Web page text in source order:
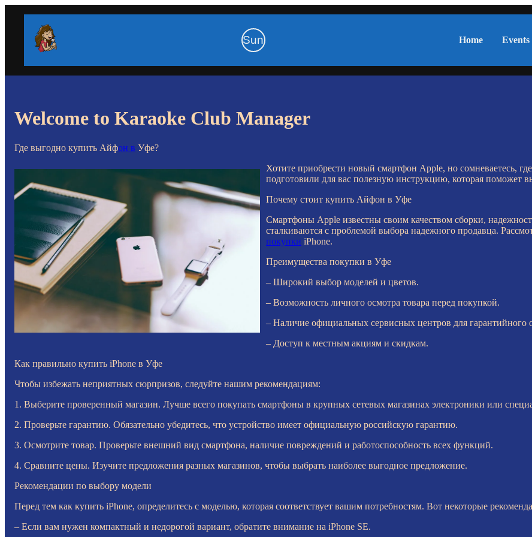
Sun Home Events
Welcome to Karaoke Club Manager
Где выгодно купить Айфон в Уфе?
Хотите приобрести новый смартфон Apple, но сомневаетесь,
подготовили для вас полезную инструкцию, которая поможет
Почему стоит купить Айфон в Уфе
Смартфоны Apple известны своим качеством сборки,
сталкиваются с проблемой выбора надежного продавца.
покупки iPhone.
Преимущества покупки в Уфе
– Широкий выбор моделей и цветов.
– Возможность личного осмотра товара перед покупкой.
– Наличие официальных сервисных центров для гарантийного
– Доступ к местным акциям и скидкам.
Как правильно купить iPhone в Уфе
Чтобы избежать неприятных сюрпризов, следуйте нашим рекомендациям:
1. Выберите проверенный магазин. Лучше всего покупать смартфоны в крупных сетевых магазинах электроники или
2. Проверьте гарантию. Обязательно убедитесь, что устройство имеет официальную российскую гарантию.
3. Осмотрите товар. Проверьте внешний вид смартфона, наличие повреждений и работоспособность всех функций.
4. Сравните цены. Изучите предложения разных магазинов, чтобы выбрать наиболее выгодное предложение.
Рекомендации по выбору модели
Перед тем как купить iPhone, определитесь с моделью, которая соответствует вашим потребностям. Вот некоторые
– Если вам нужен компактный и недорогой вариант, обратите внимание на iPhone SE.